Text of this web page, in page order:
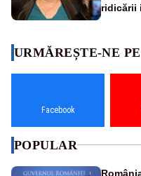
ridicării
URMĂREȘTE-NE PE
Facebook
POPULAR